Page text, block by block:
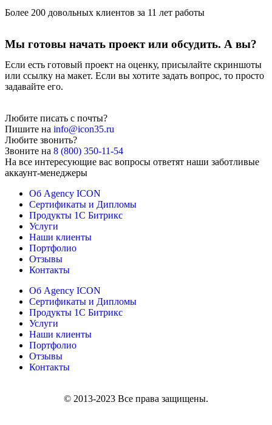
Более 200 довольных клиентов за 11 лет работы
Мы готовы начать проект или обсудить. А вы?
Если есть готовый проект на оценку, присылайте скриншоты
или ссылку на макет. Если вы хотите задать вопрос, то просто
задавайте его.
Любите писать с почты?
Пишите на info@icon35.ru
Любите звонить?
Звоните на 8 (800) 350-11-54
На все интересующие вас вопросы ответят наши заботливые
аккаунт-менеджеры
Об Agency ICON
Сертификаты и Дипломы
Продукты 1С Битрикс
Услуги
Наши клиенты
Портфолио
Отзывы
Контакты
Об Agency ICON
Сертификаты и Дипломы
Продукты 1С Битрикс
Услуги
Наши клиенты
Портфолио
Отзывы
Контакты
© 2013-2023 Все права защищены.